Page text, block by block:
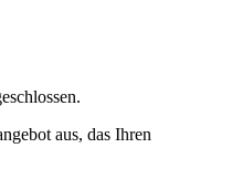
aus, das Ihren